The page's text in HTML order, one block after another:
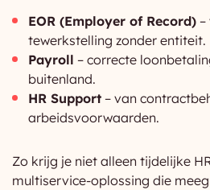
EOR (Employer of Record) –
tewerkstelling zonder entiteit.
Payroll – correcte
buitenland.
HR Support – van
arbeidsvoorwaarden.
Zo krijg je niet alleen tijdelijke
multiservice-oplossing die